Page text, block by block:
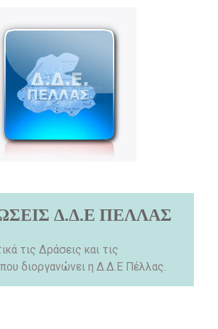
Δ.Δ.Ε ΠΕΛΛΑΣ
τις Δράσεις και τις
διοργανώνει η Δ.Δ.Ε Πέλλας.